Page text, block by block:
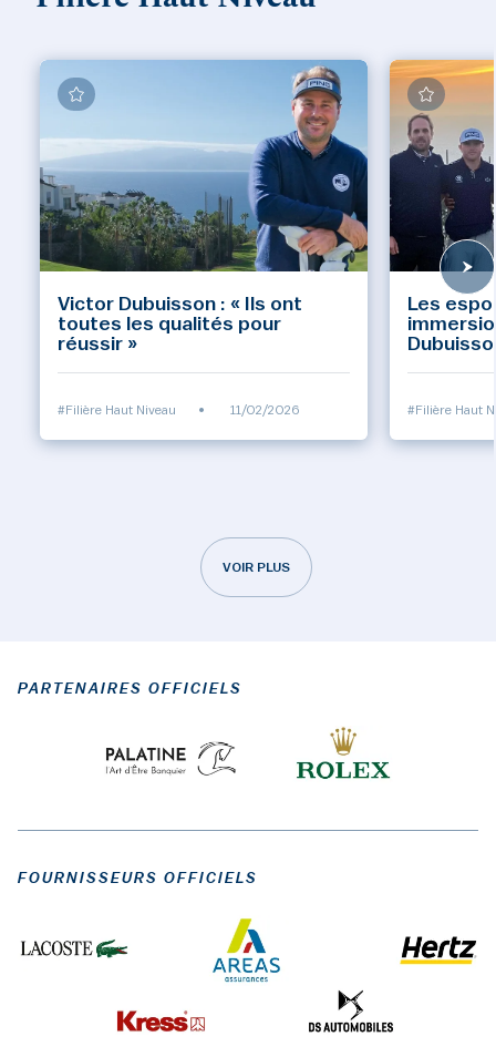
Victor Dubuisson : « Ils ont
toutes les qualités pour
réussir »
#Filière Haut Niveau • 11/02/2026
Les
#Filière Haut
VOIR PLUS
PARTENAIRES OFFICIELS
FOURNISSEURS OFFICIELS